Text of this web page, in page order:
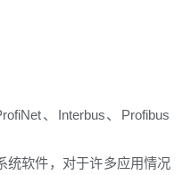
、Interbus、Profibus
统软件，对于许多应用情况